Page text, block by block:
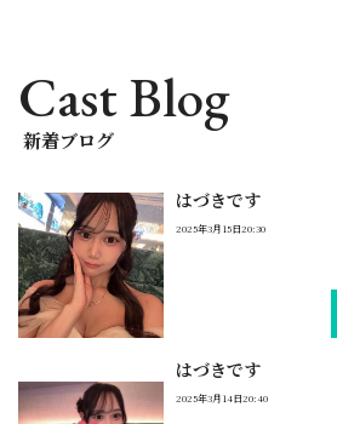
Cast Blog
新着ブログ
はづきです
2025年3月15日20:30
はづきです
2025年3月14日20:40